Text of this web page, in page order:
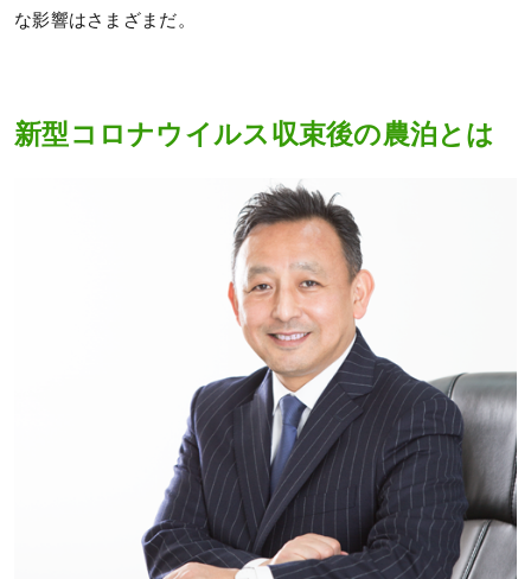
な影響はさまざまだ。
新型コロナウイルス収束後の農泊とは